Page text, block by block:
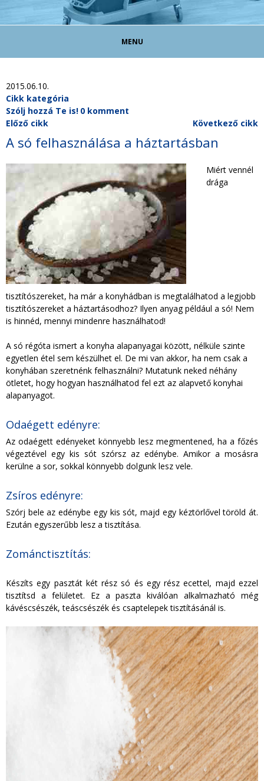
MENU
TAKARÍTÁS MAGÁNSZEMÉLYEKNEK
TAKARÍTÁS CÉGEKNEK
TAKARÍTÁSI INTÉZMÉNYEKNEK
2015.06.10.
Cikk kategória
Szólj hozzá Te is! 0 komment
Előző cikk
Következő cikk
A só felhasználása a háztartásban
Miért vennél
drága
tisztítószereket, ha már a konyhádban is megtalálhatod a legjobb
tisztítószereket a háztartásodhoz? Ilyen anyag például a só! Nem
is hinnéd, mennyi mindenre használhatod!
A só régóta ismert a konyha alapanyagai között, nélküle szinte
egyetlen étel sem készülhet el. De mi van akkor, ha nem csak a
konyhában szeretnénk felhasználni? Mutatunk neked néhány
ötletet, hogy hogyan használhatod fel ezt az alapvető konyhai
alapanyagot.
Odaégett edényre:
Az odaégett edényeket könnyebb lesz megmentened, ha a főzés
végeztével egy kis sót szórsz az edénybe. Amikor a mosásra
kerülne a sor, sokkal könnyebb dolgunk lesz vele.
Zsíros edényre:
Szórj bele az edénybe egy kis sót, majd egy kéztörlővel töröld át.
Ezután egyszerűbb lesz a tisztítása.
Zománctisztítás:
Készíts egy pasztát két rész só és egy rész ecettel, majd ezzel
tisztítsd a felületet. Ez a paszta kiválóan alkalmazható még
kávéscsészék, teáscsészék és csaptelepek tisztításánál is.